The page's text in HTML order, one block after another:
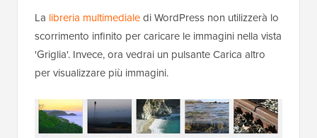
La libreria multimedialedi WordPress non utilizzerà lo
scorrimento infinito per caricare le immagini nella vista
'Griglia'. Invece, ora vedrai un pulsante Carica altro
per visualizzare più immagini.